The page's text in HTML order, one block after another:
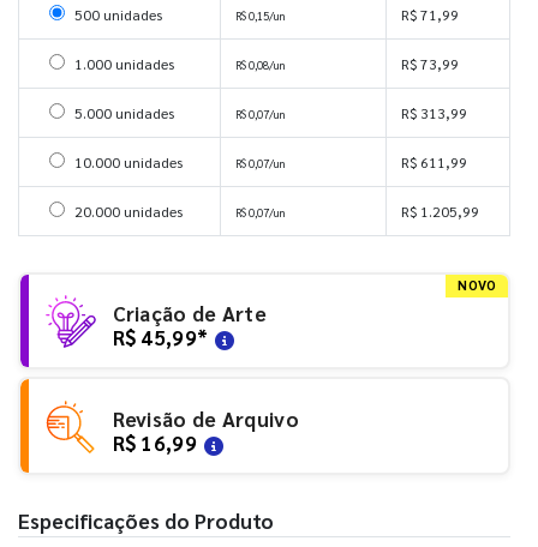
Selecionar 500 unidades
500 unidades R$ 0,15/un R$ 71,99
Selecionar 1000 unidades
1.000 unidades R$ 0,08/un R$ 73,99
Selecionar 5000 unidades
5.000 unidades R$ 0,07/un R$ 313,99
Selecionar 10000 unidades
10.000 unidades R$ 0,07/un R$ 611,99
Selecionar 20000 unidades
20.000 unidades R$ 0,07/un R$ 1.205,99
NOVO
Criação de Arte
R$ 45,99*
Revisão de Arquivo
R$ 16,99
Especificações do Produto